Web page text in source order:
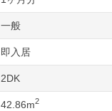
一般
即入居
2DK
42.86m2